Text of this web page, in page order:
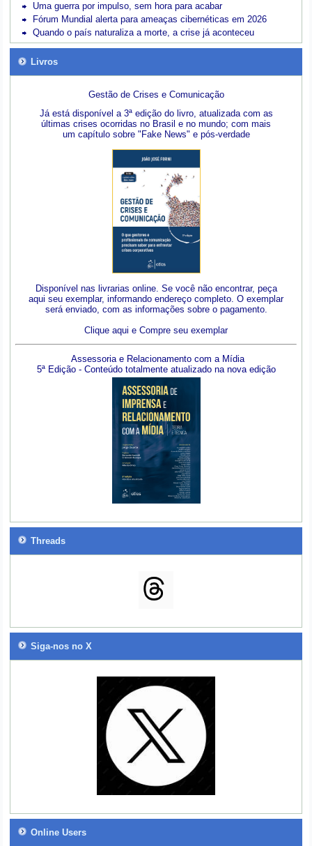
Uma guerra por impulso, sem hora para acabar
Fórum Mundial alerta para ameaças cibernéticas em 2026
Quando o país naturaliza a morte, a crise já aconteceu
Livros
Gestão de Crises e Comunicação
Já está disponível a 3ª edição do livro, atualizada com as
últimas crises ocorridas no Brasil e no mundo; com mais
um capítulo sobre "Fake News" e pós-verdade
Disponível nas livrarias online. Se você não encontrar, peça
aqui seu exemplar, informando endereço completo. O exemplar
será enviado, com as informações sobre o pagamento.
Clique aqui e Compre seu exemplar
Assessoria e Relacionamento com a Mídia
5ª Edição - Conteúdo totalmente atualizado na nova edição
Threads
Siga-nos no X
Online Users